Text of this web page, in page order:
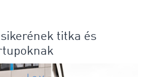
sikerének titka és